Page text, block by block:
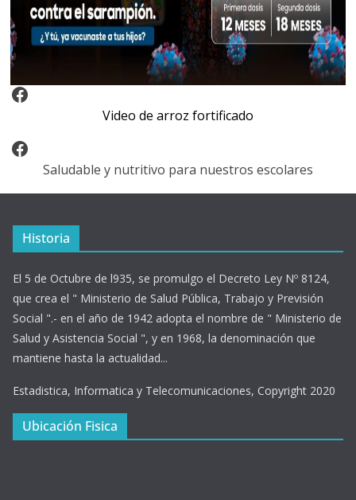
Video Arroz Fortificado
Video de arroz fortificado
Facebook
Saludable y nutritivo para nuestros escolares
Historia
El 5 de Octubre de l935, se promulgo el Decreto Ley Nº 8124,
que crea el " Ministerio de Salud Pública, Trabajo y Previsión
Social ".- en el año de 1942 adopta el nombre de " Ministerio de
Salud y Asistencia Social ", y en 1968, la denominación que
mantiene hasta la actualidad...
Estadistica, Informatica y Telecomunicaciones, Copyright 2020
Ubicación Fisica